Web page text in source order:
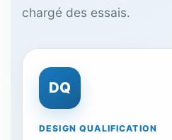
chargé des essais.
DQ
DESIGN QUALIFICATION